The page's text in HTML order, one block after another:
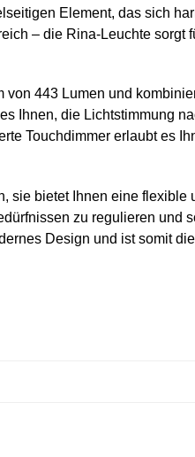
Element, das sich
– die Rina-Leuchte sorgt
443 Lumen und
Ihnen, die Lichtstimmung
Touchdimmer erlaubt es
sie bietet Ihnen eine flexible
zu regulieren und
Design und ist somit